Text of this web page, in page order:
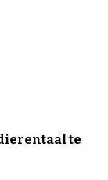
te